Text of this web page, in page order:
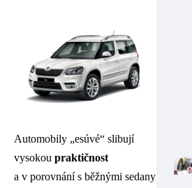
Automobily „esúvé“ slibují
vysokou praktičnost
a v porovnání s běžnými sedany